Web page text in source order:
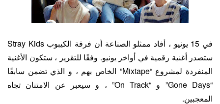
في 15 يونيو ، أفاد ممثلو الصناعة أن فرقة الكيبوب Stray Kids
ستصدر أغنية رقمية في أواخر يونيو. وفقًا للتقرير ، ستكون الأغنية
المنفردة لمشروع “Mixtape” الخاص بهم ، و الذي تضمن سابقًا
“Gone Days” و “On Track” ، و سيعبر عن الامتنان تجاه
المعجبين.